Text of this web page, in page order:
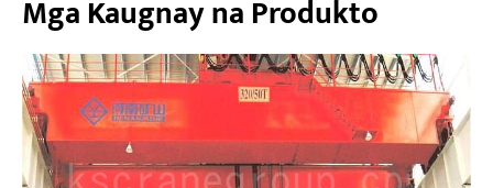
Mga Kaugnay na Produkto